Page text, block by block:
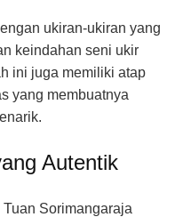
ukiran-ukiran yang
keindahan seni ukir
ini juga memiliki atap
yang membuatnya
Autentik
Sorimangaraja